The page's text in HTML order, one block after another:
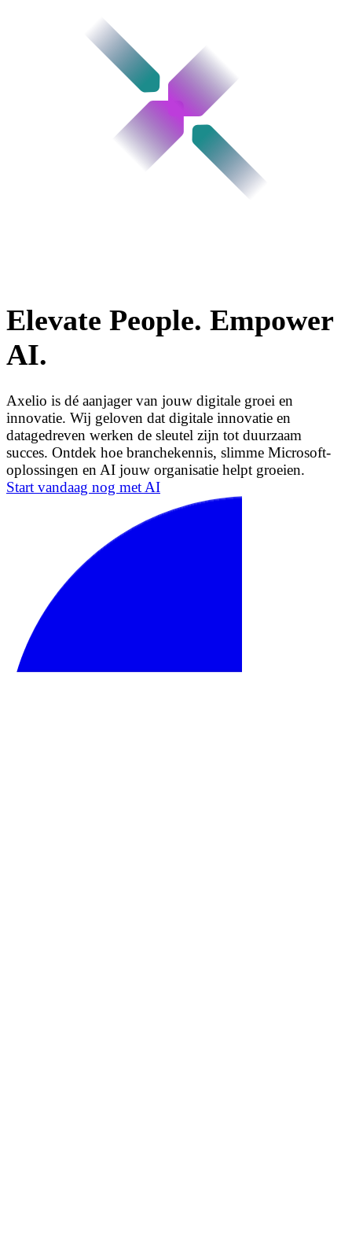
Elevate People. Empower
AI.
Axelio is dé aanjager van jouw digitale groei en
innovatie. Wij geloven dat digitale innovatie en
datagedreven werken de sleutel zijn tot duurzaam
succes. Ontdek hoe branchekennis, slimme Microsoft-
oplossingen en AI jouw organisatie helpt groeien.
Start vandaag nog met AI